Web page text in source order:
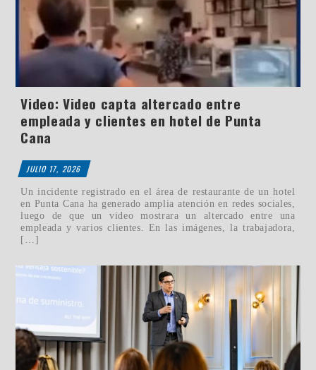
Video: Video capta altercado entre
empleada y clientes en hotel de Punta
Cana
JULIO 17, 2026
Un incidente registrado en el área de restaurante de un hotel
en Punta Cana ha generado amplia atención en redes sociales,
luego de que un video mostrara un altercado entre una
empleada y varios clientes. En las imágenes, la trabajadora,
[…]